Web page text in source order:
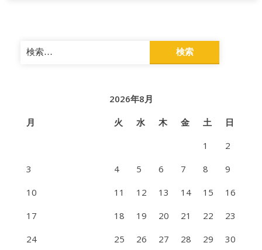
検
索:
2026年8月
月
火 水 木 金 土
日
1
2
3
4 5 6 7 8
9
10
11 12 13 14 15
16
17
18 19 20 21 22
23
24
25 26 27 28 29
30